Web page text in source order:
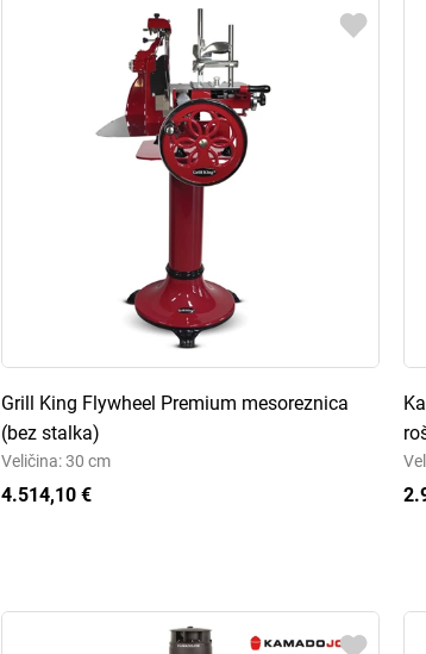
Grill King Flywheel Premium mesoreznica
(bez stalka)
Veličina: 30 cm
4.514,10 €